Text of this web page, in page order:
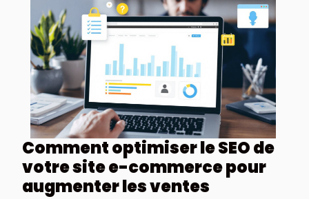
Comment optimiser le SEO de
votre site e-commerce pour
augmenter les ventes